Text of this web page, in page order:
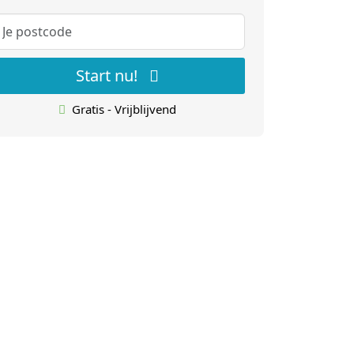
Start nu!
Gratis - Vrijblijvend